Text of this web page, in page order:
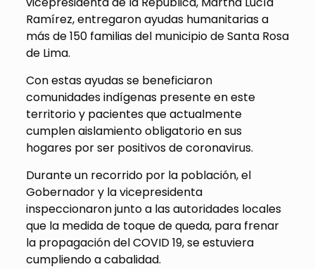
Ramírez, entregaron ayudas humanitarias a
más de 150 familias del municipio de Santa Rosa
de Lima.
Con estas ayudas se beneficiaron
comunidades indígenas presente en este
territorio y pacientes que actualmente
cumplen aislamiento obligatorio en sus
hogares por ser positivos de coronavirus.
Durante un recorrido por la población, el
Gobernador y la vicepresidenta
inspeccionaron junto a las autoridades locales
que la medida de toque de queda, para frenar
la propagación del COVID 19, se estuviera
cumpliendo a cabalidad.